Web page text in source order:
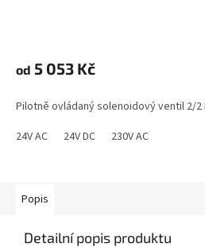
od 5 053 Kč
Pilotně ovládaný solenoidový ventil 2/2
24V AC
24V DC 230V AC
Popis
Detailní popis produktu